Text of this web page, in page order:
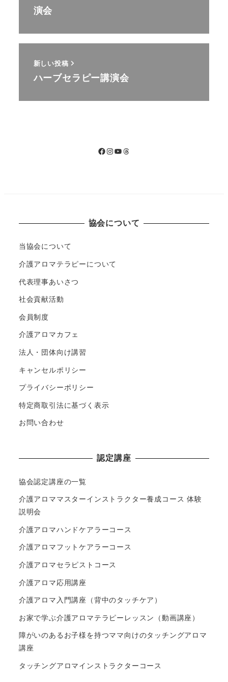
演会
新しい投稿
ハーブセラピー講演会
Facebook Instagram YouTube Threads
協会について
当協会について
介護アロマテラピーについて
代表理事あいさつ
社会貢献活動
会員制度
介護アロマカフェ
法人・団体向け講習
キャンセルポリシー
プライバシーポリシー
特定商取引法に基づく表示
お問い合わせ
認定講座
協会認定講座の一覧
介護アロママスターインストラクター養成コース 体験
説明会
介護アロマハンドケアラーコース
介護アロマフットケアラーコース
介護アロマセラピストコース
介護アロマ応用講座
介護アロマ入門講座（背中のタッチケア）
お家で学ぶ介護アロマテラピーレッスン（動画講座）
障がいのあるお子様を持つママ向けのタッチングアロマ
講座
タッチングアロマインストラクターコース